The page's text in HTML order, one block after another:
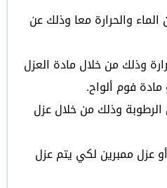
والحرارة معا وذلك عن
وذلك من خلال مادة العزل
مادة فوم ألواح.
وذلك من خلال عزل
عزل ممبرين لكي يتم عزل